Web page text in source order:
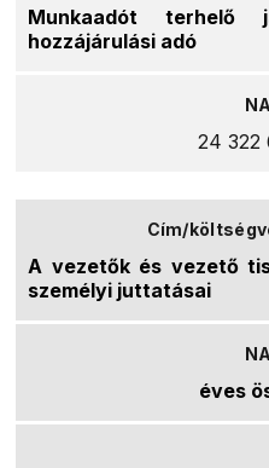
Munkaadót terhelő
hozzájárulási adó
24 322
A vezetők és vezető
személyi juttatásai
éves